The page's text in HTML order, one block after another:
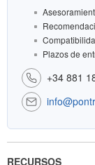
Plazos de
+34 881
RECURSOS